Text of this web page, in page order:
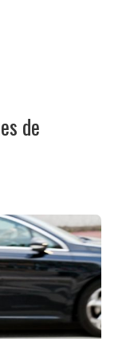
de